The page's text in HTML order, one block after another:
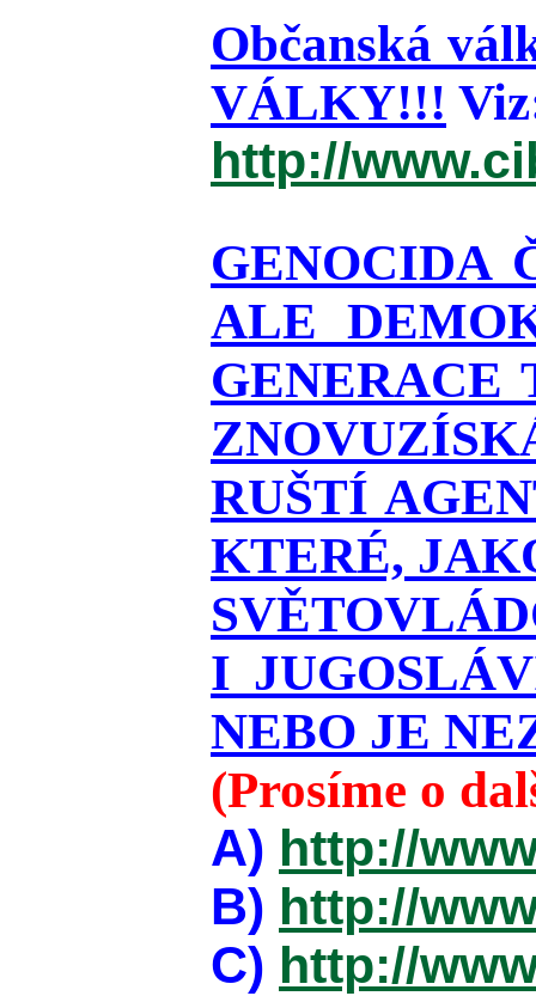
Občanská
VÁLKY!!!
http://
GENOCIDA
ALE
RUŠTÍ
KTERÉ,
I
NEBO JE
(Prosíme o
A) http://
B) http://
C) http://